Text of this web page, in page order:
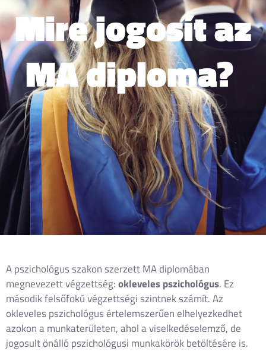
Mire jogosít az
MA diploma?
A pszichológus szakon szerzett MA diplomában
megnevezett végzettség:okleveles pszichológus. Ez
második felsőfokú végzettségi szintnek számít. Az
okleveles pszichológus értelemszerűen elhelyezkedhet
azokon a munkaterületen, ahol a viselkedéselemző, de
jogosult önálló pszichológusi munkakörök betöltésére is.